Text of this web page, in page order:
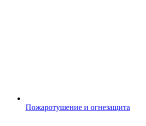
Пожаротушение и огнезащита